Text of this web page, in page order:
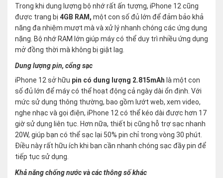
Trong khi dung lượng bộ nhớ rất ấn tượng, iPhone 12 cũng
được trang bị 4GB RAM, một con số đủ lớn để đảm bảo khả
năng đa nhiệm mượt mà và xử lý nhanh chóng các ứng dụng
nặng. Bộ nhớ RAM lớn giúp máy có thể duy trì nhiều ứng dụng
mở đồng thời mà không bị giật lag.
Dung lượng pin, cổng sạc
iPhone 12 sở hữu pin có dung lượng 2.815mAh là một con
số đủ lớn để máy có thể hoạt động cả ngày dài ổn định. Với
mức sử dụng thông thường, bao gồm lướt web, xem video,
nghe nhạc và gọi điện, iPhone 12 có thể kéo dài được hơn 17
giờ sử dụng liên tục. Hơn nữa, thiết bị cũng hỗ trợ sạc nhanh
20W, giúp bạn có thể sạc lại 50% pin chỉ trong vòng 30 phút.
Điều này rất hữu ích khi bạn cần nhanh chóng sạc đầy pin để
tiếp tục sử dụng.
Khả năng chống nước và các thông số khác